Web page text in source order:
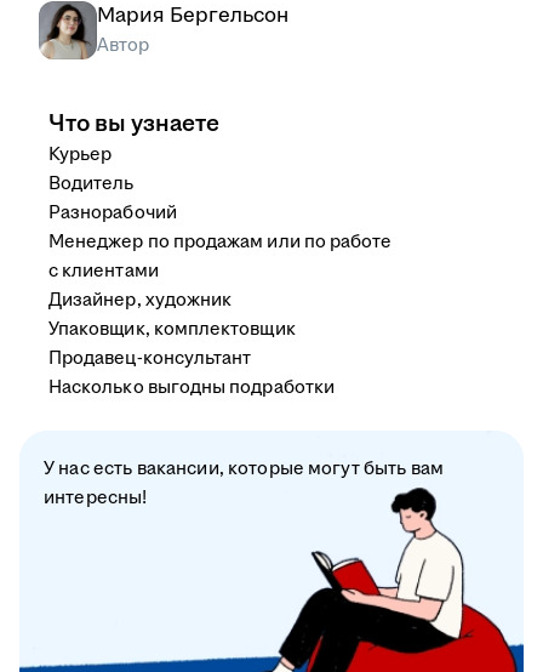
Мария Бергельсон
Автор
Что вы узнаете
Курьер
Водитель
Разнорабочий
Менеджер по продажам или по работе
с клиентами
Дизайнер, художник
Упаковщик, комплектовщик
Продавец-консультант
Насколько выгодны подработки
У нас есть вакансии, которые могут быть вам
интересны!